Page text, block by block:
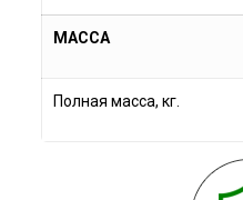
МАССА
Полная масса, кг.